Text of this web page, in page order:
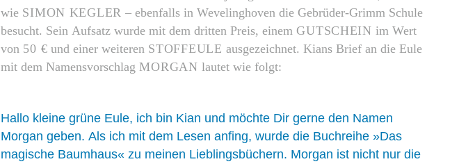
wie SIMON KEGLER – ebenfalls in Wevelinghoven die Gebrüder-Grimm Schule
besucht. Sein Aufsatz wurde mit dem dritten Preis, einemGUTSCHEIN im Wert
von 50 € und einer weiteren STOFFEULE ausgezeichnet. Kians Brief an die Eule
mit dem NamensvorschlagMORGAN lautet wie folgt:
Hallo kleine grüne Eule, ich bin Kian und möchte Dir gerne den Namen
Morgan geben. Als ich mit dem Lesen anfing, wurde die Buchreihe »Das
magische Baumhaus« zu meinen Lieblingsbüchern. Morgan ist nicht nur die